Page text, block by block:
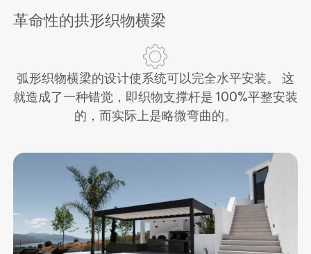
革命性的拱形织物横梁
弧形织物横梁的设计使系统可以完全水平安装。 这
就造成了一种错觉，即织物支撑杆是 100%平整安装
的，而实际上是略微弯曲的。